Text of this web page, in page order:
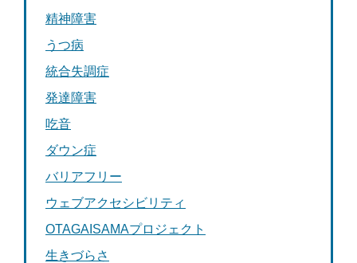
精神障害
うつ病
統合失調症
発達障害
吃音
ダウン症
バリアフリー
ウェブアクセシビリティ
OTAGAISAMAプロジェクト
生きづらさ